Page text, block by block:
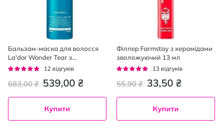
Бальзам-маска для волосся
La'dor Wonder Tear з
протеїнами шовку 250 мл
Рейтинг:
12 відгуків
539,00 ₴
683,00 ₴
Купити
Філлер Farmstay з керамідами
зволожуючий 13 мл
Рейтинг:
13 відгуків
33,50 ₴
55,90 ₴
Купити